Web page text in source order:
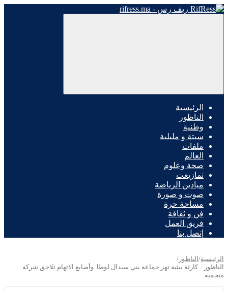
الرئيسية
الناظور
وطنية
سبتة و مليلية
ملفات
العالم
صحة وعلوم
تمازيغت
ميادين الرياضة
صوت و صورة
مساحة حرة
فن و ثقافة
فريق العمل
إتصل بنا
الرئيسية/ الناظور /
الناظور .. كارثة بيئية تهز جماعة بني سيدال لوطا وأصابع الاتهام تلاحق شركة
منجمية